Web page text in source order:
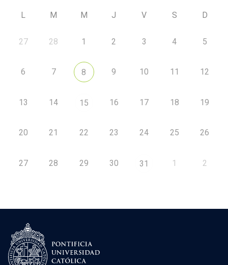
L M M J V S D
27 28 1 2 3 4 5
6 7 8 9 10 11 12
13 14 15 16 17 18 19
20 21 22 23 24 25 26
27 28 29 30 31 1 2